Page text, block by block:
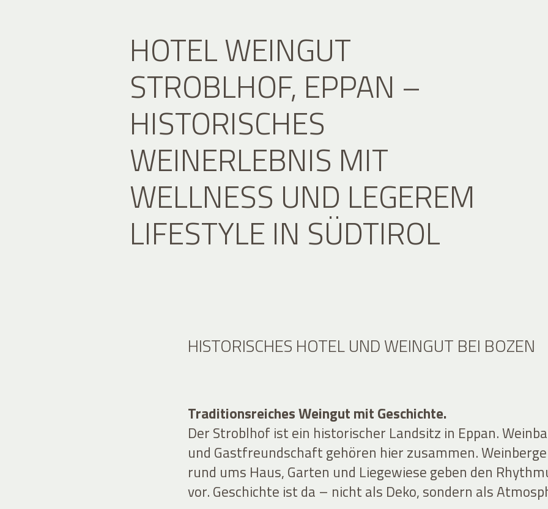
HOTEL WEINGUT
STROBLHOF, EPPAN –
HISTORISCHES
WEINERLEBNIS MIT
WELLNESS UND LEGEREM
LIFESTYLE IN SÜDTIROL
HISTORISCHES HOTEL UND WEINGUT BEI BOZEN
Traditionsreiches Weingut mit Geschichte.
Der Stroblhof ist ein historischer Landsitz in Eppan.
und Gastfreundschaft gehören hier zusammen. Weinberge
rund ums Haus, Garten und Liegewiese geben den
vor. Geschichte ist da – nicht als Deko, sondern als